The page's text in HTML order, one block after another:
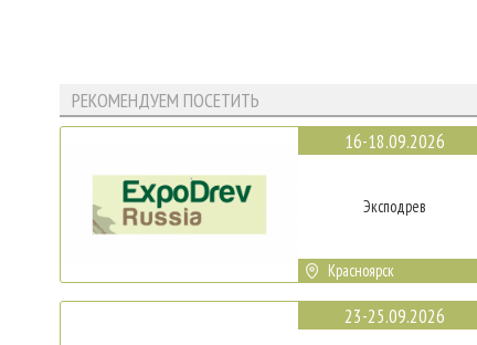
РЕКОМЕНДУЕМ ПОСЕТИТЬ
16-18.09.2026
Эксподрев
Красноярск
23-25.09.2026